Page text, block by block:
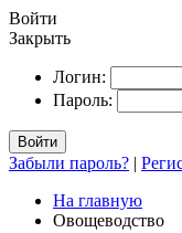
Войти
Закрыть
Логин:
Пароль:
Войти
Забыли пароль? |
На главную
Овощеводство